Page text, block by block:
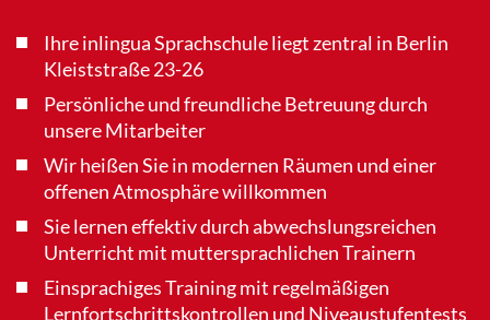
Ihre inlingua Sprachschule liegt zentral in Berlin
Kleiststraße 23-26
Persönliche und freundliche Betreuung durch
unsere Mitarbeiter
Wir heißen Sie in modernen Räumen und einer
offenen Atmosphäre willkommen
Sie lernen effektiv durch abwechslungsreichen
Unterricht mit muttersprachlichen Trainern
Einsprachiges Training mit regelmäßigen
Lernfortschrittskontrollen und Niveaustufentests